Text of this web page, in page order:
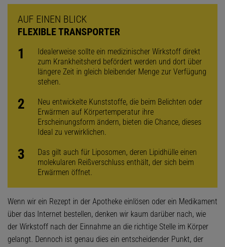
AUF EINEN BLICK
FLEXIBLE TRANSPORTER
Idealerweise sollte ein medizinischer Wirkstoff direkt
zum Krankheitsherd befördert werden und dort über
längere Zeit in gleich bleibender Menge zur Verfügung
stehen.
Neu entwickelte Kunststoffe, die beim Belichten oder
Erwärmen auf Körpertemperatur ihre
Erscheinungsform ändern, bieten die Chance, dieses
Ideal zu verwirklichen.
Das gilt auch für Liposomen, deren Lipidhülle einen
molekularen Reißverschluss enthält, der sich beim
Erwärmen öffnet.
Wenn wir ein Rezept in der Apotheke einlösen oder ein Medikament
über das Internet bestellen, denken wir kaum darüber nach, wie
der Wirkstoff nach der Einnahme an die richtige Stelle im Körper
gelangt. Dennoch ist genau dies ein entscheidender Punkt, der